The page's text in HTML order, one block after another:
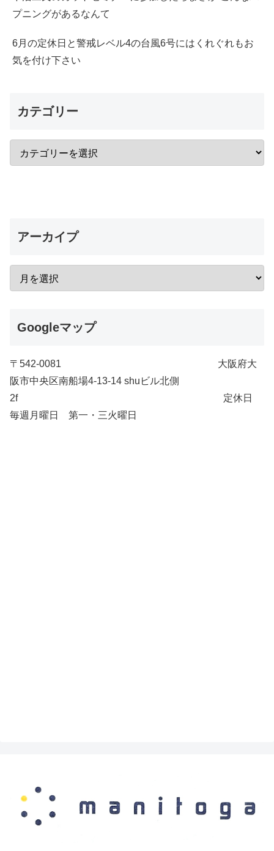
プニングがあるなんて
6月の定休日と警戒レベル4の台風6号にはくれぐれもお
気を付け下さい
カテゴリー
アーカイプ
Googleマップ
〒542-0081 大阪府大
阪市中央区南船場4-13-14 shuビル北側
2f 定休日
毎週月曜日 第一・三火曜日